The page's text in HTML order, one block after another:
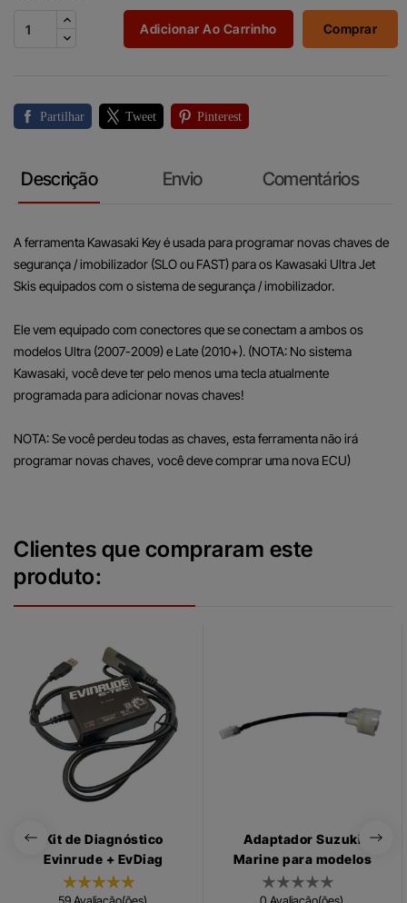
Adicionar Ao Carrinho Comprar
Partilhar Tweet Pinterest
Descrição Envio Comentários
A ferramenta Kawasaki Key é usada para programar novas chaves de
segurança / imobilizador (SLO ou FAST) para os Kawasaki Ultra Jet
Skis equipados com o sistema de segurança / imobilizador.
Ele vem equipado com conectores que se conectam a ambos os
modelos Ultra (2007-2009) e Late (2010+). (NOTA: No sistema
Kawasaki, você deve ter pelo menos uma tecla atualmente
programada para adicionar novas chaves!
NOTA: Se você perdeu todas as chaves, esta ferramenta não irá
programar novas chaves, você deve comprar uma nova ECU)
Clientes que compraram este
produto:
Kit de Diagnóstico
Evinrude + EvDiag
Adaptador Suzuki
Marine para modelos
mais antigos